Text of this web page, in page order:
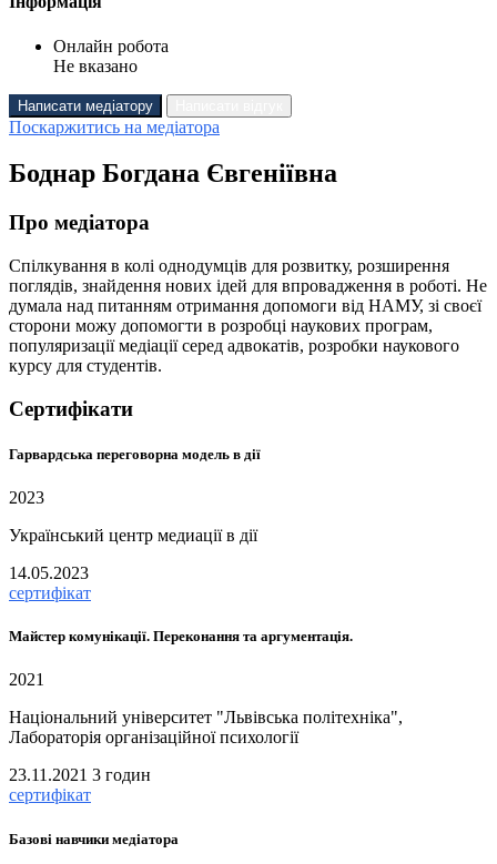
Онлайн робота
Не вказано
Написати медіатору
Поскаржитись на медіатора
Боднар Богдана Євгеніївна
Про медіатора
Спілкування в колі однодумців для розвитку, розширення
поглядів, знайдення нових ідей для впровадження в роботі. Не
думала над питанням отримання допомоги від НАМУ, зі своєї
сторони можу допомогти в розробці наукових програм,
популяризації медіації серед адвокатів, розробки наукового
курсу для студентів.
Сертифікати
Гарвардська переговорна модель в дії
2023
Український центр медиації в дії
14.05.2023
сертифікат
Майстер комунікації. Переконання та аргументація.
2021
Національний університет "Львівська політехніка",
Лабораторія організаційної психології
23.11.2021 3 годин
сертифікат
Базові навчики медіатора